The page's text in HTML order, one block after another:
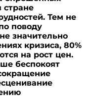
стране
Тем не
поводу
значительно
кризиса, 80%
на рост цен.
беспокоят